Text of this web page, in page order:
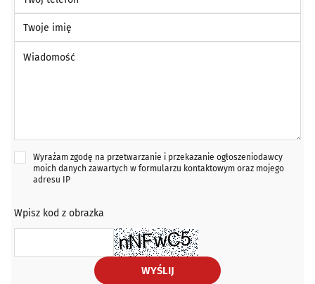
Twoje imię
Wyrażam zgodę na przetwarzanie i przekazanie ogłoszeniodawcy
moich danych zawartych w formularzu kontaktowym oraz mojego
adresu IP
Wpisz kod z obrazka
WYŚLIJ